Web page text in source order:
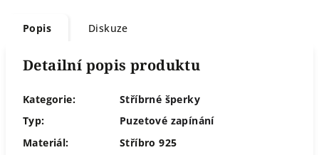
Popis Diskuze
Detailní popis produktu
Kategorie:
Stříbrné šperky
Typ:
Puzetové zapínání
Materiál:
Stříbro 925